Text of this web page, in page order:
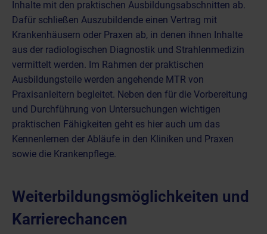
Inhalte mit den praktischen Ausbildungsabschnitten ab.
Dafür schließen Auszubildende einen Vertrag mit
Krankenhäusern oder Praxen ab, in denen ihnen Inhalte
aus der radiologischen Diagnostik und Strahlenmedizin
vermittelt werden. Im Rahmen der praktischen
Ausbildungsteile werden angehende MTR von
Praxisanleitern begleitet. Neben den für die Vorbereitung
und Durchführung von Untersuchungen wichtigen
praktischen Fähigkeiten geht es hier auch um das
Kennenlernen der Abläufe in den Kliniken und Praxen
sowie die Krankenpflege.
Weiterbildungsmöglichkeiten und
Karrierechancen